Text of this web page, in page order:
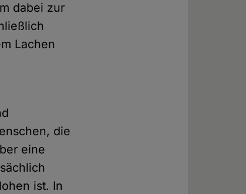
dabei zur
Lachen
die
eine
ist. In